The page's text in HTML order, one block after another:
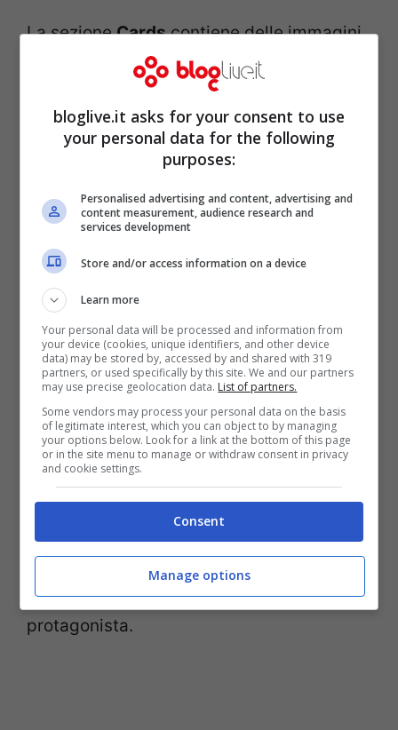
La sezioneCardscontiene delle immagini
da cui prendere ispirazione per creare i
bigliettini di Natale da aggiungere ai nostri
regali. Qui si trova anche il link ad un altra
app di
Mango Tecnologies Greetings, per
Le sezioniSanta Claus
contengono alcuni video sulla storia del
Natale e sulla figura di Babbo Natale, sulle
sue origini e delle canzoni più famose che
hanno questo personaggio come
protagonista.
bloglive.it asks for your consent to use
your personal data for the following
purposes:
Personalised advertising and content, advertising and
content measurement, audience research and
services development
Store and/or access information on a device
Learn more
Your personal data will be processed and information from
your device (cookies, unique identifiers, and other device
data) may be stored by, accessed by and shared with 319
partners, or used specifically by this site. We and our partners
may use precise geolocation data. List of partners.
Some vendors may process your personal data on the basis
of legitimate interest, which you can object to by managing
your options below. Look for a link at the bottom of this page
or in the site menu to manage or withdraw consent in privacy
and cookie settings.
Consent
Manage options